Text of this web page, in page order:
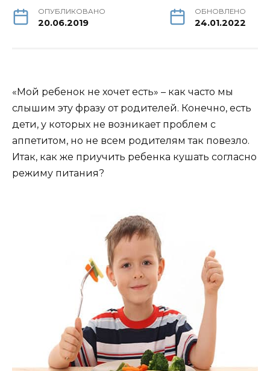
ОПУБЛИКОВАНО
20.06.2019
ОБНОВЛЕНО
24.01.2022
«Мой ребенок не хочет есть» – как часто мы
слышим эту фразу от родителей. Конечно, есть
дети, у которых не возникает проблем с
аппетитом, но не всем родителям так повезло.
Итак, как же приучить ребенка кушать согласно
режиму питания?